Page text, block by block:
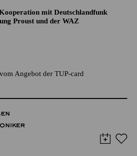
mit Deutschlandfunk
Proust und der WAZ
Angebot der TUP-card